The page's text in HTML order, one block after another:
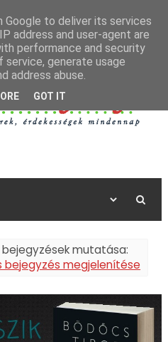
mutatása:
bejegyzés megjelenítése
Google to deliver its services
address and user-agent are
performance and security
generate usage
address abuse.
GOT IT